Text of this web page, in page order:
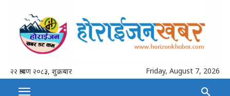
२२ श्रावण २०८३, शुक्रबार Friday, August 7, 2026